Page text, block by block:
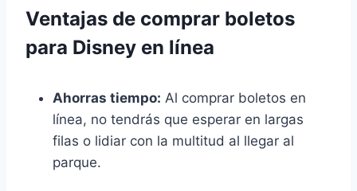
Ventajas de comprar boletos
para Disney en línea
Ahorras tiempo: Al comprar boletos en
línea, no tendrás que esperar en largas
filas o lidiar con la multitud al llegar al
parque.